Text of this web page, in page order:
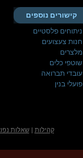
קישורים נוספים
ניתוחים פלסטיים
חנות צעצועים
מלצרים
שוטפי כלים
עובדי תברואה
פועלי בנין
קהילות |שאלות